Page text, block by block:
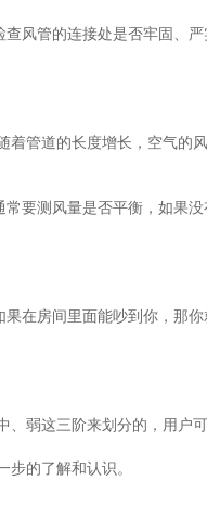
管的连接处是否牢固、
道的长度增长，空气的
测风量是否平衡，如果
房间里面能吵到你，那
这三阶来划分的，用户可
的了解和认识。